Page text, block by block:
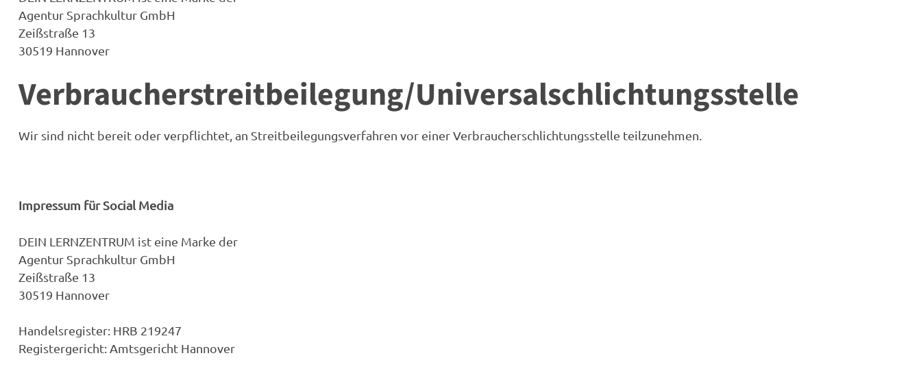
Agentur Sprachkultur GmbH
Zeißstraße 13
30519 Hannover
Verbraucher­streit­beilegung/Universal­schlichtungs­stelle
Wir sind nicht bereit oder verpflichtet, an Streitbeilegungsverfahren vor einer Verbraucherschlichtungsstelle teilzunehmen.
Impressum für Social Media
DEIN LERNZENTRUM ist eine Marke der
Agentur Sprachkultur GmbH
Zeißstraße 13
30519 Hannover
Handelsregister: HRB 219247
Registergericht: Amtsgericht Hannover